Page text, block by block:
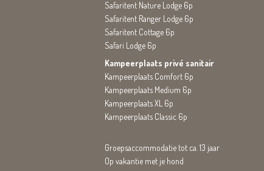
Safaritent Nature Lodge 6p
Safaritent Ranger Lodge 6p
Safaritent Cottage 6p
Safari Lodge 6p
Kampeerplaats privé sanitair
Kampeerplaats Comfort 6p
Kampeerplaats Medium 6p
Kampeerplaats XL 6p
Kampeerplaats Classic 6p
Groepsaccommodatie tot ca. 13 jaar
Op vakantie met je hond